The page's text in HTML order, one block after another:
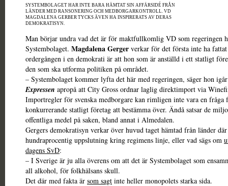
SYSTEMBOLAGET HAR INTE BARA HÄMTAT SIN AFFÄRSIDÉ FRÅN
LÄNDER MED RANSONERING OCH MEDBORGARKONTROLL. VD
MAGDALENA GERBER TYCKS ÄVEN HA INSPIRERATS AV DERAS
DEMOKRATISYN.
Man börjar undra vad det är för maktfullkomlig VD som regeringen
Systembolaget. Magdalena Gerger verkar för det första inte ha
ordergången i en demokrati är att hon som är anställd i ett statligt
den som ska utforma politiken på området.
– Systembolaget kommer lyfta det här med regeringen, säger hon
Expressen apropå att City Gross ordnar laglig direktimport via
Importregler för svenska medborgare kan rimligen inte vara en fråga
konkurrerande statligt företag att bestämma över. Ändå satsar de
offentliga medel på saken, bland annat i Almedalen.
Gergers demokratisyn verkar över huvud taget hämtad från länder
hundraprocentig uppslutning kring regimens linje, eller vad sägs om
dagens SvD:
– I Sverige är ju alla överens om att det är Systembolaget som
all alkohol, för folkhälsans skull.
Det där med fakta är som sagt inte heller monopolets starka sida.